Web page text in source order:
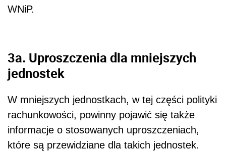
WNiP.
3a. Uproszczenia dla mniejszych
jednostek
W mniejszych jednostkach, w tej części polityki
rachunkowości, powinny pojawić się także
informacje o stosowanych uproszczeniach,
które są przewidziane dla takich jednostek.